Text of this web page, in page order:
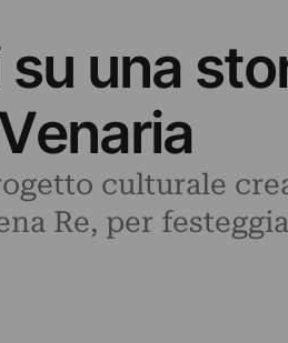
una
culturale
Re, per